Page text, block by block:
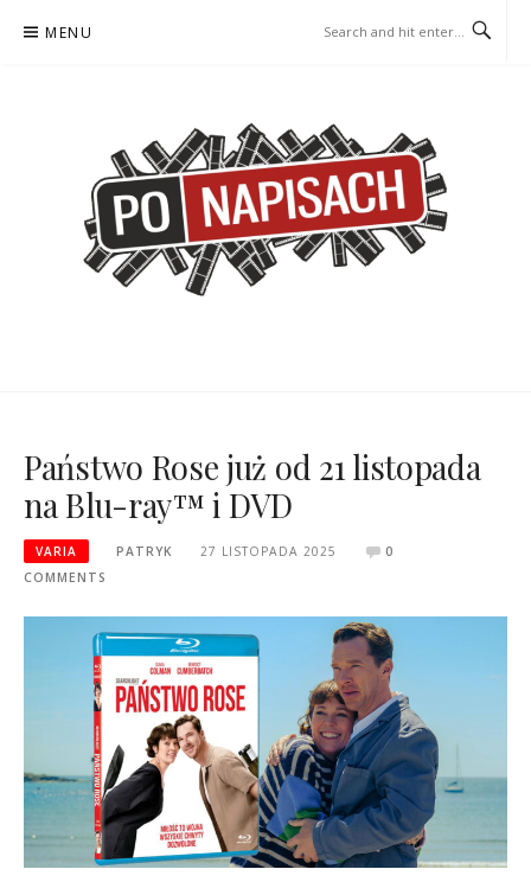
MENU
Państwo Rose już od 21 listopada
na Blu-ray™ i DVD
VARIA PATRYK 27 LISTOPADA 2025
0
COMMENTS